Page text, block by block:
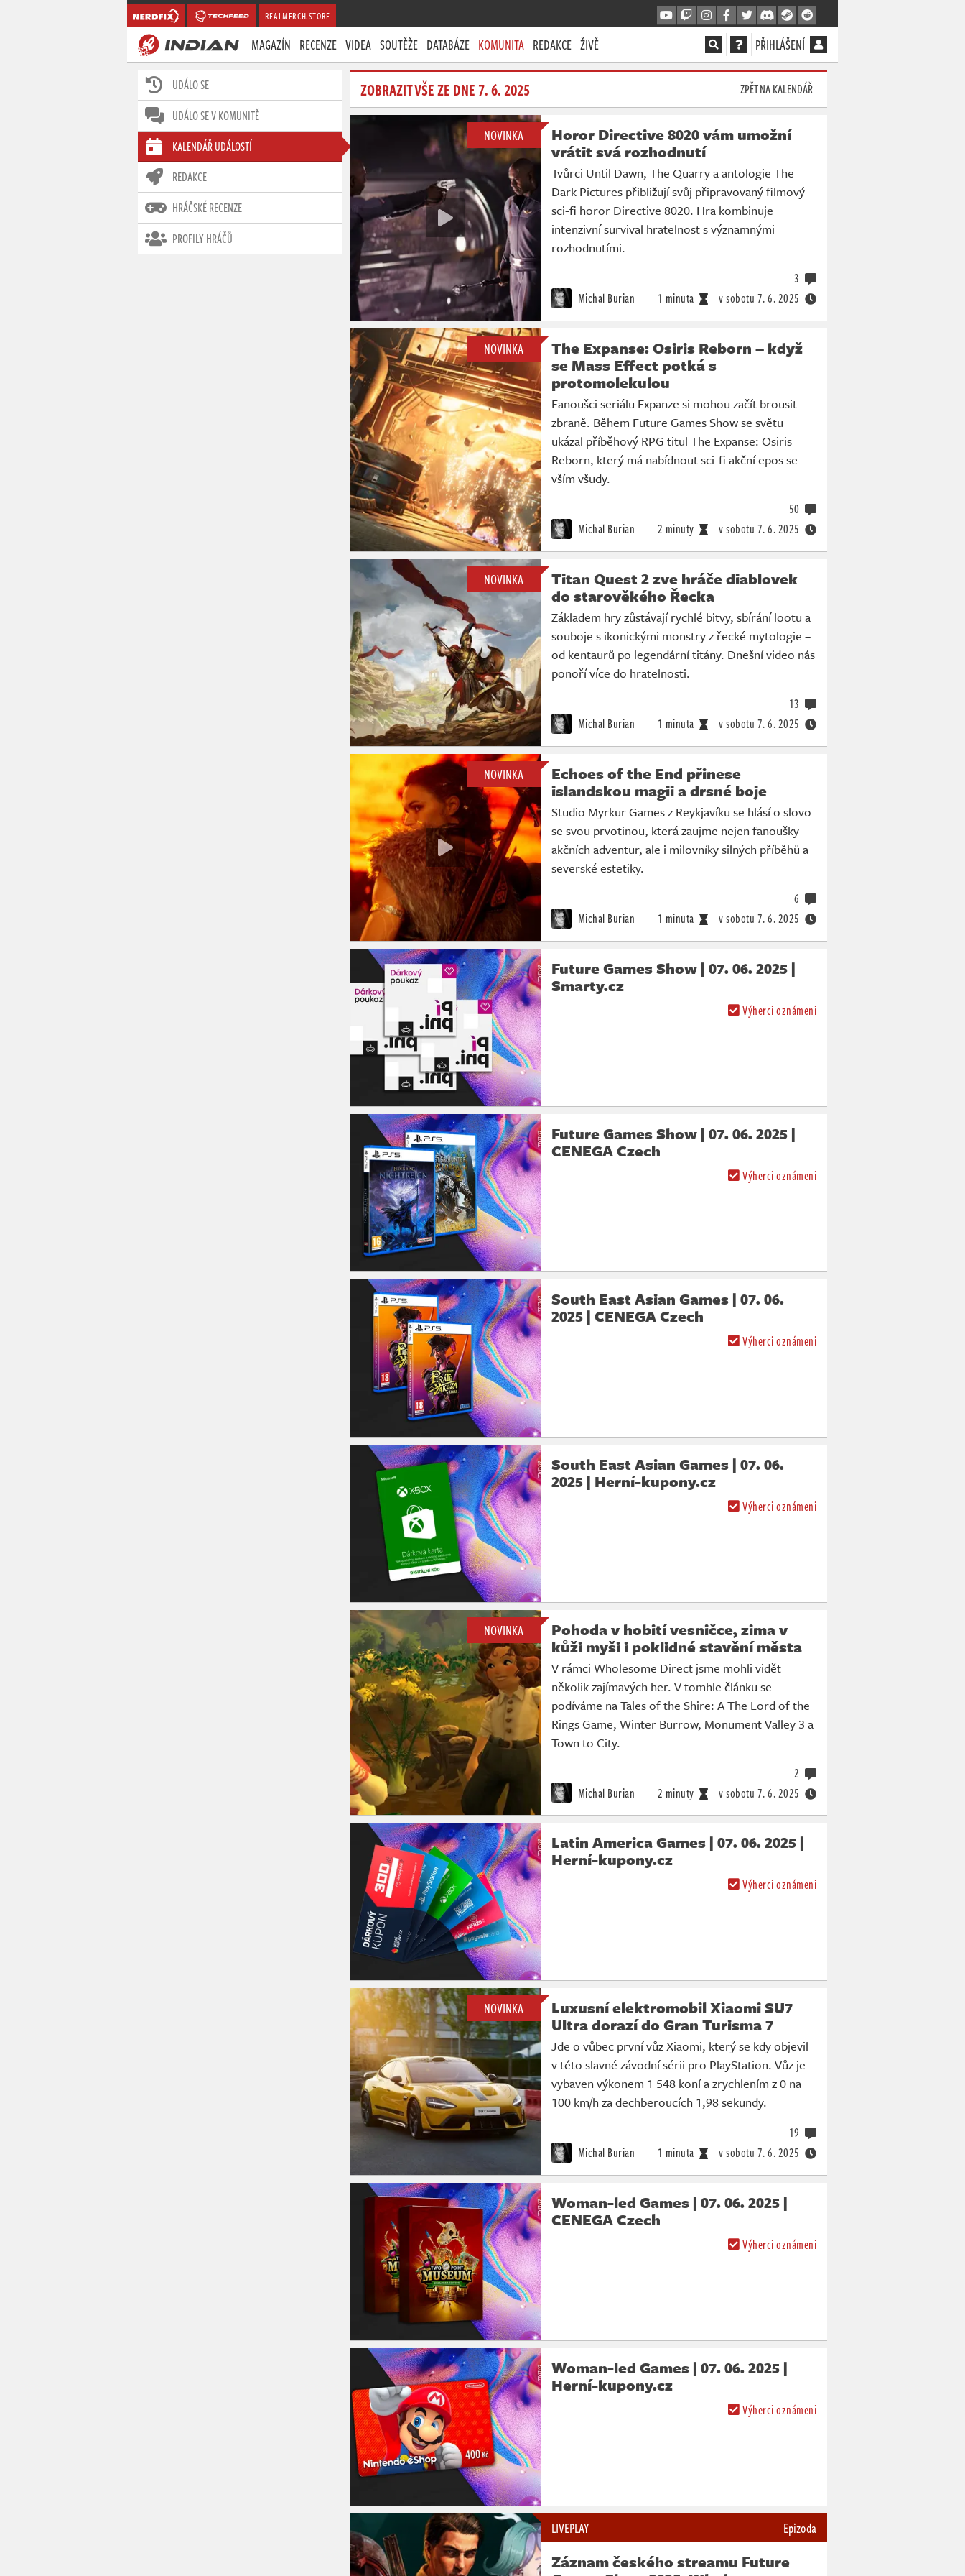
REALMERCH.STORE
MAGAZÍN RECENZE VIDEA SOUTĚŽE DATABÁZE KOMUNITA REDAKCE ŽIVĚ PŘIHLÁŠENÍ
UDÁLO SE
UDÁLO SE V KOMUNITĚ
KALENDÁŘ UDÁLOSTÍ
REDAKCE
HRÁČSKÉ RECENZE
PROFILY HRÁČŮ
ZOBRAZIT VŠE ZE DNE 7. 6. 2025 ZPĚT NA KALENDÁŘ
NOVINKA
Horor Directive 8020 vám umožní
vrátit svá rozhodnutí
Tvůrci Until Dawn, The Quarry a antologie The
Dark Pictures přibližují svůj připravovaný filmový
sci-fi horor Directive 8020. Hra kombinuje
intenzivní survival hratelnost s významnými
rozhodnutími.
Michal Burian 1 minuta v sobotu 7. 6. 2025
3
NOVINKA
The Expanse: Osiris Reborn – když
se Mass Effect potká s
protomolekulou
Fanoušci seriálu Expanze si mohou začít brousit
zbraně. Během Future Games Show se světu
ukázal příběhový RPG titul The Expanse: Osiris
Reborn, který má nabídnout sci-fi akční epos se
vším všudy.
Michal Burian 2 minuty v sobotu 7. 6. 2025
50
NOVINKA
Titan Quest 2 zve hráče diablovek
do starověkého Řecka
Základem hry zůstávají rychlé bitvy, sbírání lootu a
souboje s ikonickými monstry z řecké mytologie –
od kentaurů po legendární titány. Dnešní video nás
ponoří více do hratelnosti.
Michal Burian 1 minuta v sobotu 7. 6. 2025
13
NOVINKA
Echoes of the End přinese
islandskou magii a drsné boje
Studio Myrkur Games z Reykjavíku se hlásí o slovo
se svou prvotinou, která zaujme nejen fanoušky
akčních adventur, ale i milovníky silných příběhů a
severské estetiky.
Michal Burian 1 minuta v sobotu 7. 6. 2025
6
Future Games Show | 07. 06. 2025 |
Smarty.cz
Výherci oznámeni
Future Games Show | 07. 06. 2025 |
CENEGA Czech
Výherci oznámeni
South East Asian Games | 07. 06.
2025 | CENEGA Czech
Výherci oznámeni
South East Asian Games | 07. 06.
2025 | Herní-kupony.cz
Výherci oznámeni
NOVINKA
Pohoda v hobití vesničce, zima v
kůži myši i poklidné stavění města
V rámci Wholesome Direct jsme mohli vidět
několik zajímavých her. V tomhle článku se
podíváme na Tales of the Shire: A The Lord of the
Rings Game, Winter Burrow, Monument Valley 3 a
Town to City.
Michal Burian 2 minuty v sobotu 7. 6. 2025
2
Latin America Games | 07. 06. 2025 |
Herní-kupony.cz
Výherci oznámeni
NOVINKA
Luxusní elektromobil Xiaomi SU7
Ultra dorazí do Gran Turisma 7
Jde o vůbec první vůz Xiaomi, který se kdy objevil
v této slavné závodní sérii pro PlayStation. Vůz je
vybaven výkonem 1 548 koní a zrychlením z 0 na
100 km/h za dechberoucích 1,98 sekundy.
Michal Burian 1 minuta v sobotu 7. 6. 2025
19
Woman-led Games | 07. 06. 2025 |
CENEGA Czech
Výherci oznámeni
Woman-led Games | 07. 06. 2025 |
Herní-kupony.cz
Výherci oznámeni
LIVEPLAY Epizoda
Záznam českého streamu Future